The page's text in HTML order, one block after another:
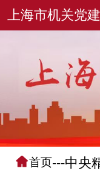
首页---中央